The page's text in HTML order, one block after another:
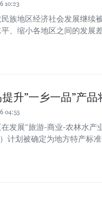
10:23
族地区经济社会发展继续
、缩小各地区之间的发展
升”一乡一品”产
04:55
发展“旅游-商业-农林水产
）计划被确定为地方特产标